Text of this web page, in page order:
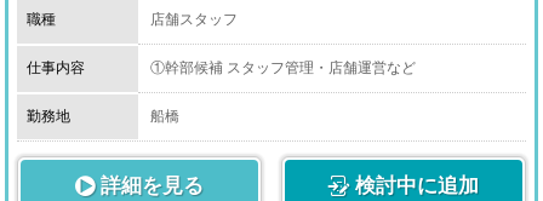
［店舗スタッフ正社員・店舗スタッフアルバイト］
・コンパニオンさんのサポート、ケア
▼日給
職種 店舗スタッフ
仕事内容
①幹部候補 スタッフ管理・店舗運営など
②電話受付スタッフ 電話応対
③WEBスタッフ 簡単なWEB業務、PCを使用した簡単
な広報活動
勤務地 船橋
詳細を見る 検討中に追加